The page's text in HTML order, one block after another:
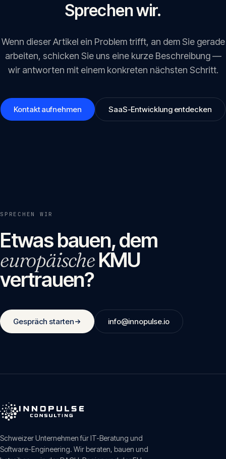
Sprechen wir.
Wenn dieser Artikel ein Problem trifft, an dem Sie gerade
arbeiten, schicken Sie uns eine kurze Beschreibung —
wir antworten mit einem konkreten nächsten Schritt.
Kontakt aufnehmen SaaS-Entwicklung entdecken
SPRECHEN WIR
Etwas bauen, dem
europäischeKMU
vertrauen?
Gespräch starten info@innopulse.io
Schweizer Unternehmen für IT-Beratung und
Software-Engineering. Wir beraten, bauen und